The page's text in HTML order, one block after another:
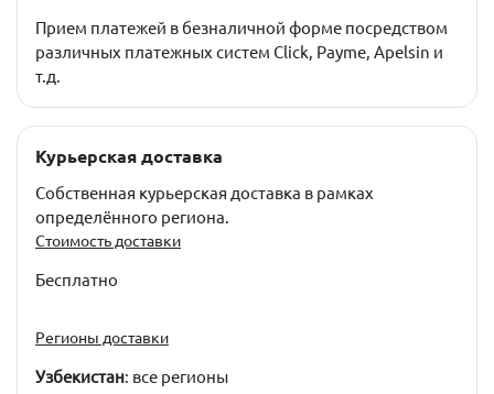
Прием платежей в безналичной форме посредством
различных платежных систем Click, Payme, Apelsin и
т.д.
Курьерская доставка
Собственная курьерская доставка в рамках
определённого региона.
Стоимость доставки
Бесплатно
Регионы доставки
Узбекистан: все регионы